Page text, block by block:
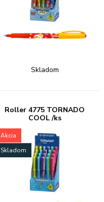
Skladom
Roller 4775 TORNADO
COOL /ks
Akcia
Skladom